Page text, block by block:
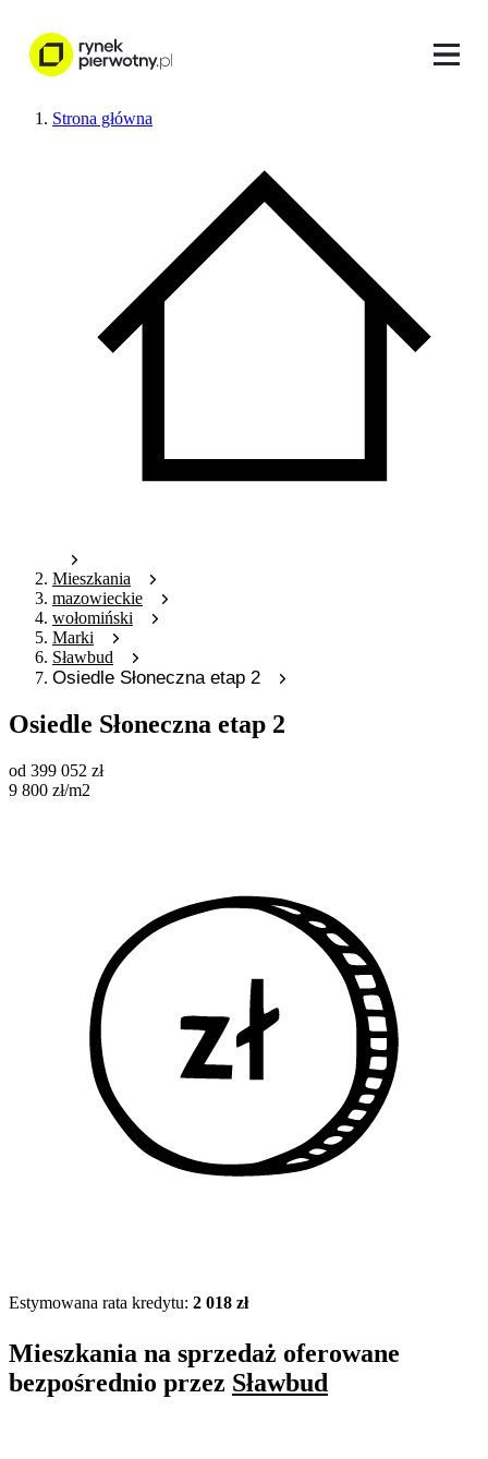
Strona główna
Mieszkania
mazowieckie
wołomiński
Marki
Sławbud
Osiedle Słoneczna etap 2
Osiedle Słoneczna etap 2
od 399 052 zł
9 800 zł/m2
Estymowana rata kredytu: 2 018 zł
Mieszkania na sprzedaż oferowane
bezpośrednio przez Sławbud